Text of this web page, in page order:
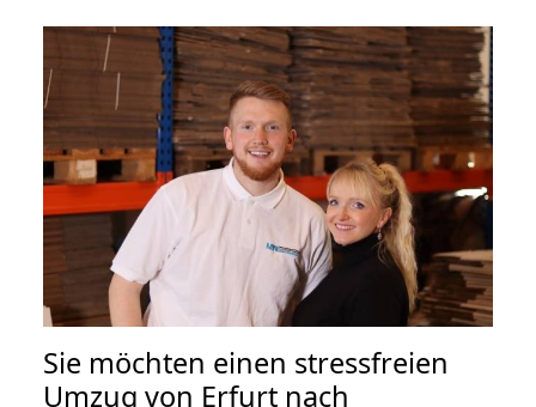
Sie möchten einen stressfreien
Umzug von Erfurt nach